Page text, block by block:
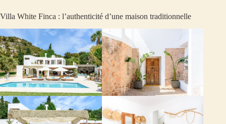
Villa White Finca : l’authenticité d’une maison traditionnelle